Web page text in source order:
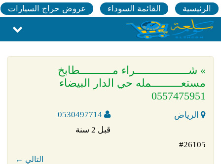
الرئيسية القائمة السوداء عروض حراج السيارات
» شــــــــــــــــــراء مـــــــــــطابخ
مستعــــــــــمله حي الدار البيضاء
0557475951
الرياض
قبل 2 سنة
#26105
← التالي